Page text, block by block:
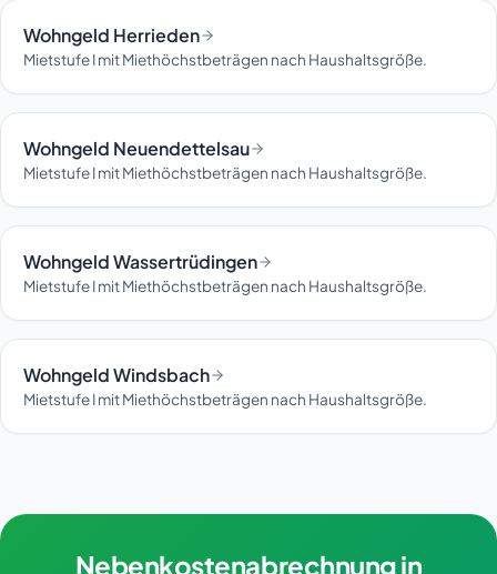
Wohngeld Herrieden
Mietstufe I mit Miethöchstbeträgen nach Haushaltsgröße.
Wohngeld Neuendettelsau
Mietstufe I mit Miethöchstbeträgen nach Haushaltsgröße.
Wohngeld Wassertrüdingen
Mietstufe I mit Miethöchstbeträgen nach Haushaltsgröße.
Wohngeld Windsbach
Mietstufe I mit Miethöchstbeträgen nach Haushaltsgröße.
Nebenkostenabrechnung in